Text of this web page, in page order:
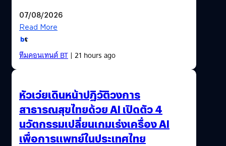
07/08/2026
Read More
ทีมคอนเทนต์ BT| 21 hours ago
หัวเว่ยเดินหน้าปฏิวัติวงการ
สาธารณสุขไทยด้วย AI เปิดตัว 4
นวัตกรรมเปลี่ยนเกมเร่งเครื่อง AI
เพื่อการแพทย์ในประเทศไทย